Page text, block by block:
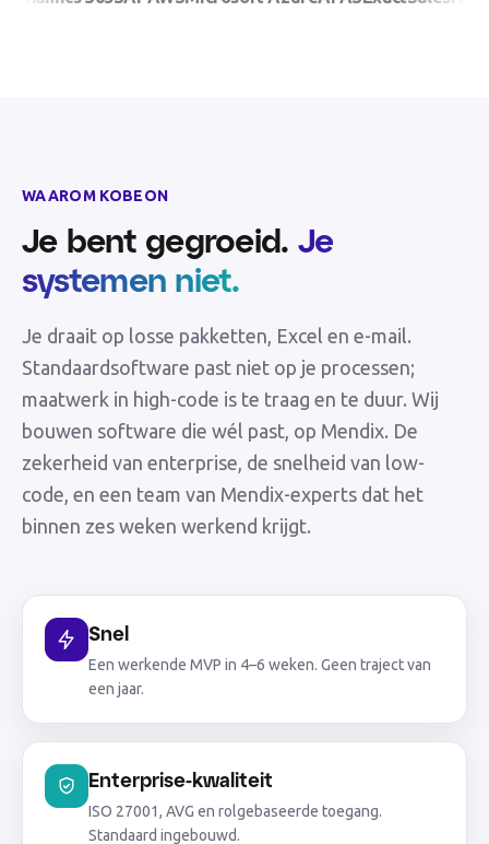
WAAROM KOBEON
Je bent gegroeid. Je
systemen niet.
Je draait op losse pakketten, Excel en e-mail.
Standaardsoftware past niet op je processen;
maatwerk in high-code is te traag en te duur. Wij
bouwen software die wél past, op Mendix. De
zekerheid van enterprise, de snelheid van low-
code, en een team van Mendix-experts dat het
binnen zes weken werkend krijgt.
Snel
Een werkende MVP in 4–6 weken. Geen traject van
een jaar.
Enterprise-kwaliteit
ISO 27001, AVG en rolgebaseerde toegang.
Standaard ingebouwd.